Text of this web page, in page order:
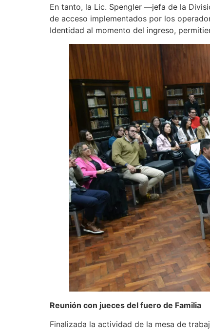
En tanto, la Lic. Spengler —jefa de la
de acceso implementados por los
Identidad al momento del ingreso,
Reunión con jueces del fuero de Familia
Finalizada la actividad de la mesa de